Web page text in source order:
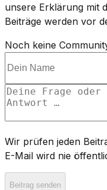
unsere Erklärung mit
Beiträge werden vor
Noch keine
Wir prüfen jeden
E-Mail wird nie
Beitrag senden